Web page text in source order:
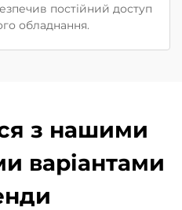
постійний доступ
обладнання.
з нашими
варіантами